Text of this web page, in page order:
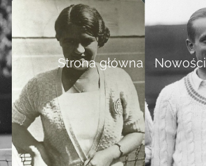
Strona główna Nowości